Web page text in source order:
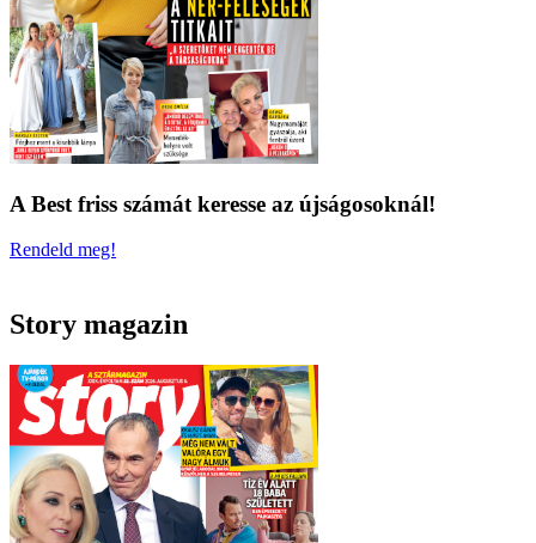
A Best friss számát keresse az újságosoknál!
Rendeld meg!
Story magazin